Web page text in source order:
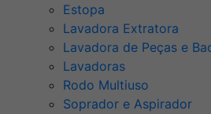
Estopa
Lavadora Extratora
Lavadora de Peças e
Lavadoras
Rodo Multiuso
Soprador e Aspirador